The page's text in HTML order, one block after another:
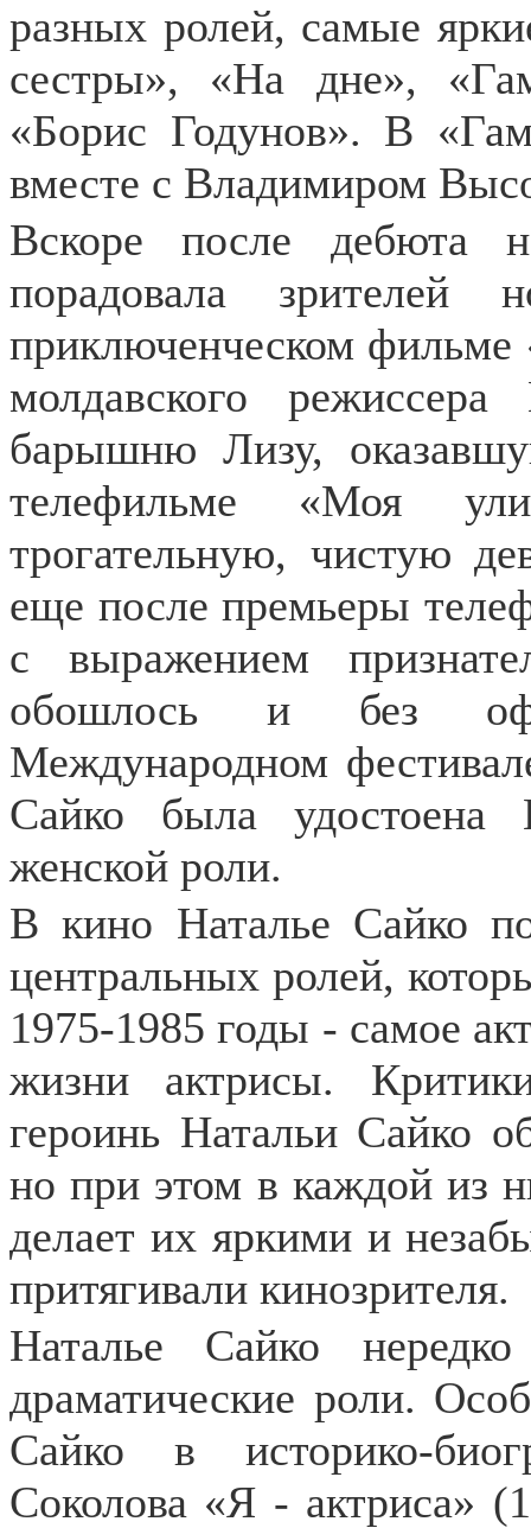
разных ролей, самые
сестры», «На дне»,
«Борис Годунов». В
вместе с Владимиром
Вскоре после дебюта
порадовала
приключенческом фильме
молдавского
барышню Лизу,
телефильме «Моя
трогательную, чистую
еще после премьеры
с выражением
обошлось и без
Международном
Сайко была удостоена
женской роли.
В кино Наталье Сайко
центральных ролей,
1975-1985 годы - самое
жизни актрисы.
героинь Натальи Сайко
но при этом в каждой из
делает их яркими и
притягивали кинозрителя.
Наталье Сайко
драматические роли.
Сайко в историко-
Соколова «Я - актриса»